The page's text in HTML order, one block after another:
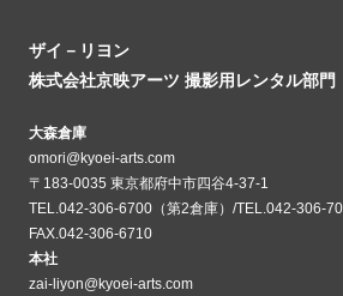
ザイ－リヨン
株式会社京映アーツ 撮影用レンタル部門
大森倉庫
omori@kyoei-arts.com
〒183-0035 東京都府中市四谷4-37-1
TEL.042-306-6700（第2倉庫）/TEL.042-306-
FAX.042-306-6710
本社
zai-liyon@kyoei-arts.com